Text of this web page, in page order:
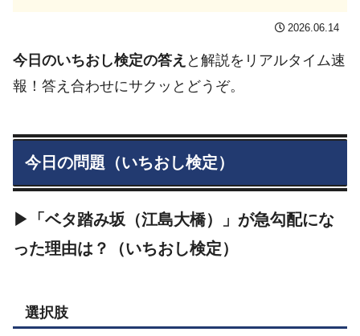
2026.06.14
今日のいちおし検定の答え と解説をリアルタイム速
報！答え合わせにサクッとどうぞ。
今日の問題（いちおし検定）
▶「ベタ踏み坂（江島大橋）」が急勾配にな
った理由は？（いちおし検定）
選択肢